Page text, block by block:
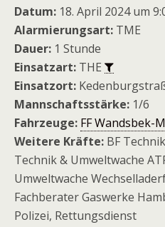
Datum: 18. April 2024 um
Alarmierungsart: TME
Dauer: 1 Stunde
Einsatzart: THE
Einsatzort:
Mannschaftsstärke: 1/6
Fahrzeuge: FF Wandsbek-
Weitere Kräfte: BF
Technik & Umweltwache
Umweltwache
Fachberater Gaswerke
Polizei, Rettungsdienst